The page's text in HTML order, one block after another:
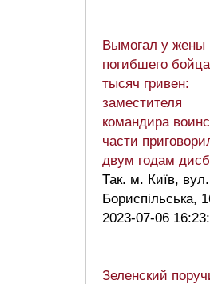
Вымогал у жены
погибшего
тысяч гривен:
заместителя
командира
части
двум годам
Так. м. Київ, вул.
Бориспільська,
2023-07-06
Зеленский